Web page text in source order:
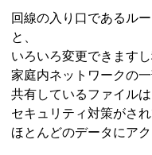
回線の入り口であるル
と、
いろいろ変更できます
家庭内ネットワークの
共有しているファイル
セキュリティ対策がさ
ほとんどのデータにア